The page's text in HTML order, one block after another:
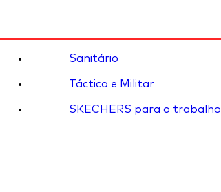
Sanitário
Táctico e Militar
SKECHERS para o trabalho